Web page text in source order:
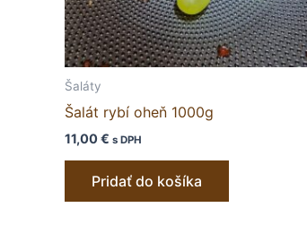
Šaláty
Šalát rybí oheň 1000g
11,00€ s DPH
Pridať do košíka